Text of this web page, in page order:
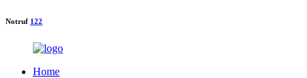
Notruf 122
Home